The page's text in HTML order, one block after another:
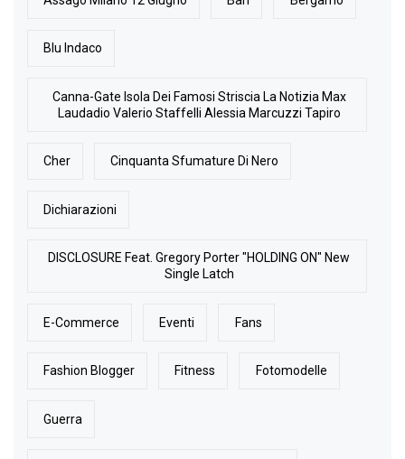
Blu Indaco
Canna-Gate Isola Dei Famosi Striscia La Notizia Max
Laudadio Valerio Staffelli Alessia Marcuzzi Tapiro
Cher Cinquanta Sfumature Di Nero
Dichiarazioni
DISCLOSURE Feat. Gregory Porter "HOLDING ON" New
Single Latch
E-Commerce Eventi Fans
Fashion Blogger Fitness Fotomodelle
Guerra